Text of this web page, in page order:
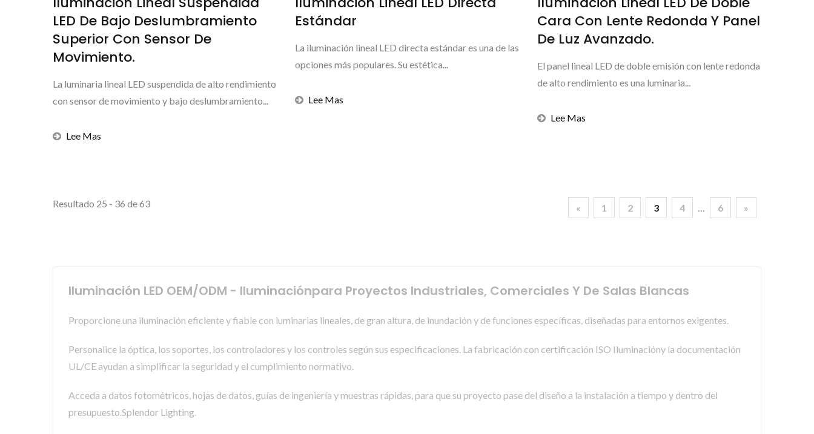
LED De Bajo Deslumbramiento
Superior Con Sensor De
Movimiento.
La luminaria lineal LED suspendida de alto rendimiento
con sensor de movimiento y bajo deslumbramiento...
Lee Mas
Estándar
La iluminación lineal LED directa estándar es una de las
opciones más populares. Su estética...
Lee Mas
Cara Con Lente Redonda Y Panel
De Luz Avanzado.
El panel lineal LED de doble emisión con lente redonda
de alto rendimiento es una luminaria...
Lee Mas
Resultado 25 - 36 de 63 « 1 2 3 4 6 »
Iluminación LED OEM/ODM - Iluminaciónpara Proyectos Industriales, Comerciales Y De Salas Blancas
Proporcione una iluminación eficiente y fiable con luminarias lineales, de gran altura, de inundación y de funciones específicas, diseñadas para entornos exigentes.
Personalice la óptica, los soportes, los controladores y los controles según sus especificaciones. La fabricación con certificación ISO Iluminacióny la documentación
UL/CE ayudan a simplificar la seguridad y el cumplimiento normativo.
Acceda a datos fotométricos, hojas de datos, guías de ingeniería y muestras rápidas, para que su proyecto pase del diseño a la instalación a tiempo y dentro del
presupuesto.Splendor Lighting.